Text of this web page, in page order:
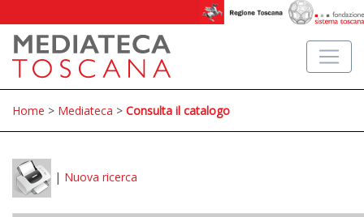
Home > Mediateca > Consulta il catalogo
| Nuova ricerca